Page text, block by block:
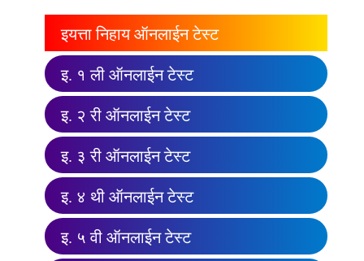
इयत्ता निहाय ऑनलाईन टेस्ट
इ. १ ली ऑनलाईन टेस्ट
इ. २ री ऑनलाईन टेस्ट
इ. ३ री ऑनलाईन टेस्ट
इ. ४ थी ऑनलाईन टेस्ट
इ. ५ वी ऑनलाईन टेस्ट